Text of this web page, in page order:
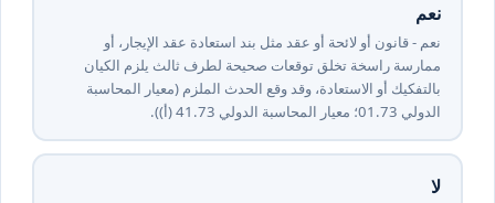
نعم
نعم - قانون أو لائحة أو عقد مثل بند استعادة عقد الإيجار، أو
ممارسة راسخة تخلق توقعات صحيحة لطرف ثالث يلزم الكيان
بالتفكيك أو الاستعادة، وقد وقع الحدث الملزم (معيار المحاسبة
الدولي ⁦37⁩.⁦10⁩؛ معيار المحاسبة الدولي ⁦37⁩.⁦14⁩ (أ)).
لا